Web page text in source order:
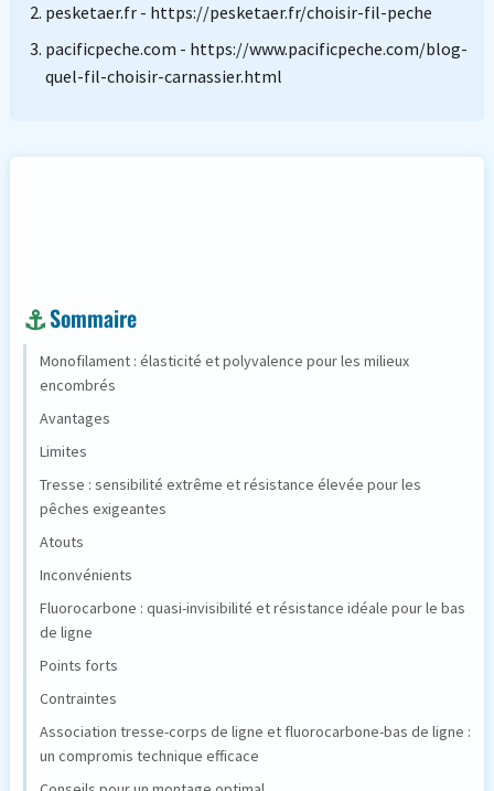
pesketaer.fr - https://pesketaer.fr/choisir-fil-peche
pacificpeche.com - https://www.pacificpeche.com/blog-
quel-fil-choisir-carnassier.html
Sommaire
Monofilament : élasticité et polyvalence pour les milieux
encombrés
Avantages
Limites
Tresse : sensibilité extrême et résistance élevée pour les
pêches exigeantes
Atouts
Inconvénients
Fluorocarbone : quasi-invisibilité et résistance idéale pour le bas
de ligne
Points forts
Contraintes
Association tresse-corps de ligne et fluorocarbone-bas de ligne :
un compromis technique efficace